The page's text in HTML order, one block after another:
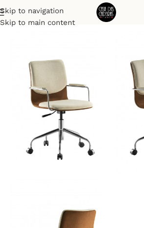
Skip to navigation
Skip to main content
Início Office